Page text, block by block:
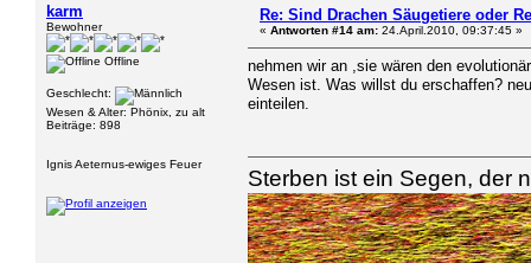
karm
Bewohner
Offline
Geschlecht:
Wesen & Alter: Phönix, zu alt
Beiträge: 898
Ignis Aeternus-ewiges Feuer
Re: Sind Drachen Säugetiere oder
« Antworten #14 am: 24.April.2010, 09:37:45 »
nehmen wir an ,sie wären den
Wesen ist. Was willst du erschaffen?
einteilen.
Sterben ist ein Segen, der